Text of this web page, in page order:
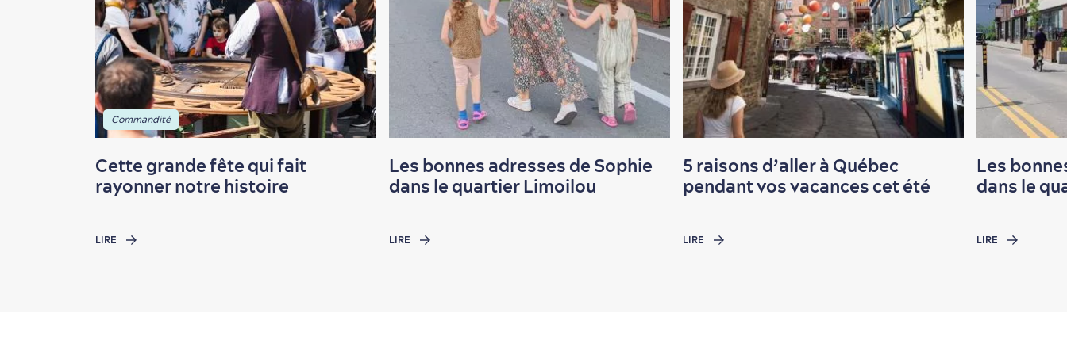
Commandité
Cette grande fête qui fait
rayonner notre histoire
LIRE
Les bonnes adresses de Sophie
dans le quartier Limoilou
LIRE
5 raisons d’aller à Québec
pendant vos vacances cet été
LIRE
Les
dans le
LIRE